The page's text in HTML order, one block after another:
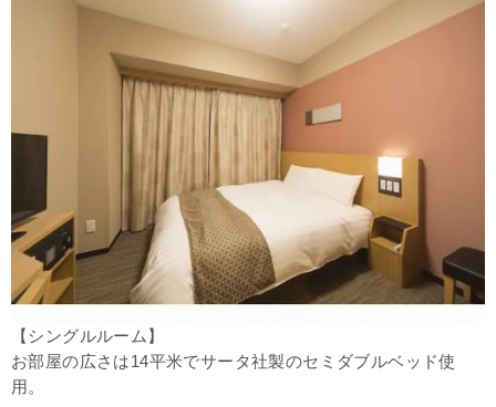
【シングルルーム】
お部屋の広さは14平米でサータ社製のセミダブルベッド使
用。